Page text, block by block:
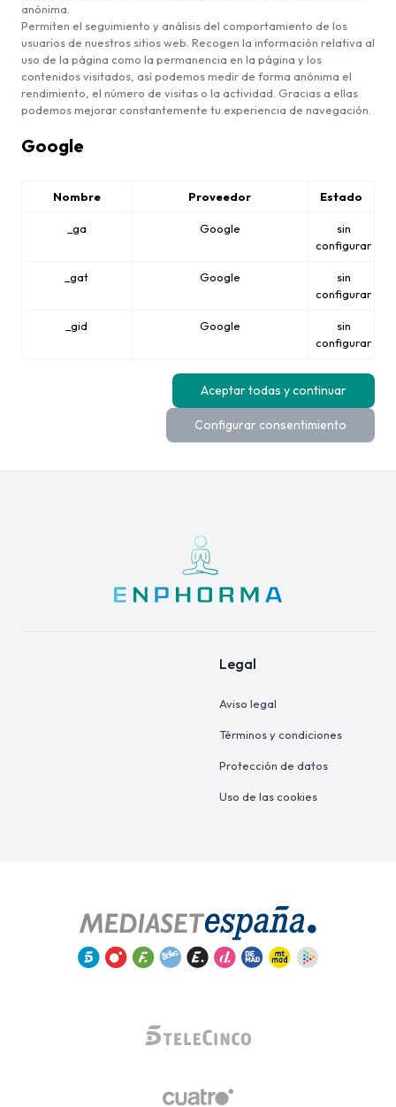
anónima.
Permiten el seguimiento y análisis del comportamiento de los
usuarios de nuestros sitios web. Recogen la información relativa al
uso de la página como la permanencia en la página y los
contenidos visitados, así podemos medir de forma anónima el
rendimiento, el número de visitas o la actividad. Gracias a ellas
podemos mejorar constantemente tu experiencia de navegación.
Google
Nombre Proveedor Estado
_ga Google
sin
configurar
_gat Google
sin
configurar
_gid Google
sin
configurar
Aceptar todas y continuar
Configurar consentimiento
Legal
Aviso legal
Términos y condiciones
Protección de datos
Uso de las cookies